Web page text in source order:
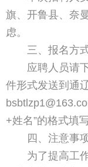
旗、开鲁县、奈
虑。
三、报名方式
应聘人员请下
件形式发送到通
+姓名”的格式填写
四、注意事项
为了提高工作